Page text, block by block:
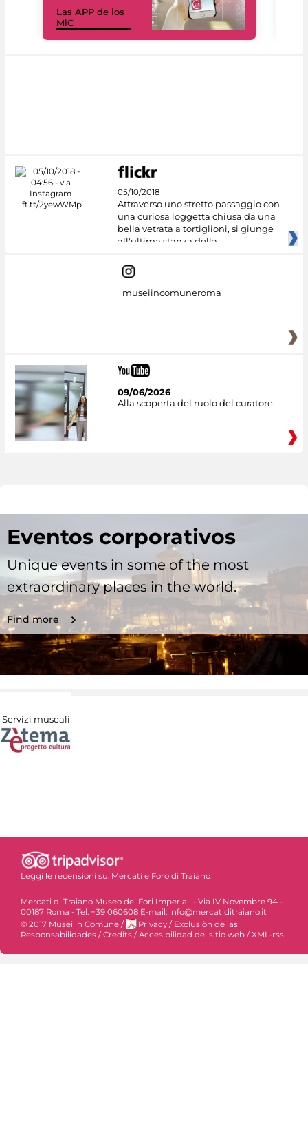
Las APP de los
MiC
05/10/2018
Attraverso uno stretto passaggio con
una curiosa loggetta chiusa da una
bella vetrata a tortiglioni, si giunge
all'ultima stanza della
museiincomuneroma
09/06/2026
Alla scoperta del ruolo del curatore
Eventos corporativos
Unique events in some of the most
extraordinary places in the world.
Find more
Servizi museali
Leggi le recensioni su: Mercati e Foro di Traiano
Mercati di Traiano Museo dei Fori Imperiali - Via IV Novembre 94 -
00187 Roma - Tel. +39 060608 E-mail: info@mercatiditraiano.it
© 2017 Musei in Comune / Privacy / Exclusiòn de las
Responsabilidades /Credits /Accesibilidad del sitio web /XML-rss